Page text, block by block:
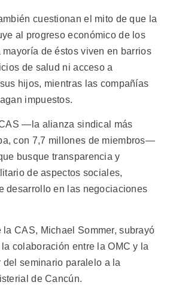
cuestionan el mito de que la
al progreso económico de los
de éstos viven en barrios
de salud ni acceso a
hijos, mientras las compañías
impuestos.
—la alianza sindical más
con 7,7 millones de miembros—
busque transparencia y
de aspectos sociales,
desarrollo en las negociaciones
la CAS, Michael Sommer, subrayó
colaboración entre la OMC y la
del seminario paralelo a la
de Cancún.